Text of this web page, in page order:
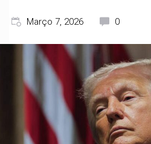
Março 7, 2026 0